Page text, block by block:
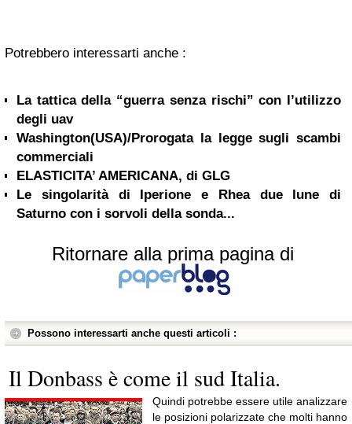
Potrebbero interessarti anche :
La tattica della “guerra senza rischi” con l’utilizzo
degli uav
Washington(USA)/Prorogata la legge sugli scambi
commerciali
ELASTICITA’ AMERICANA, di GLG
Le singolarità di Iperione e Rhea due lune di
Saturno con i sorvoli della sonda...
Ritornare alla prima pagina di
Possono interessarti anche questi articoli :
Il Donbass è come il sud Italia.
Quindi potrebbe essere utile analizzare
le posizioni polarizzate che molti hanno